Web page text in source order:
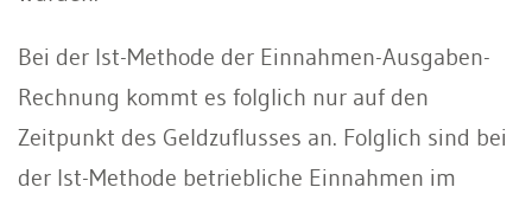
Bei der Ist-Methode der Einnahmen-Ausgaben-
Rechnung kommt es folglich nur auf den
Zeitpunkt des Geldzuflusses an. Folglich sind bei
der Ist-Methode betriebliche Einnahmen im